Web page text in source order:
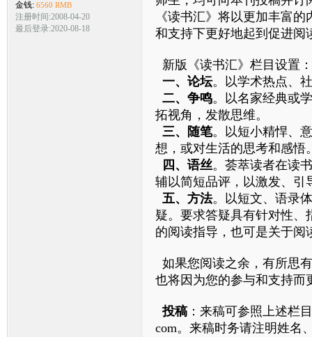
金钱: 6560 RMB
注册时间:2008-04-20
最后登录:2020-08-18
《读书汇》将以更加丰富
和支持下更好地起到促进阅
新版《读书汇》栏目设置：
一、论坛。以学术热点、
二、争鸣。以名家经典或
拓视角，发散思维。
三、随笔。以短小精悍、
想，或对生活的思考和感悟
四、语丝。荟萃读者在读
辅以简短品评，以激发、引
五、方法。以短文、语录
疑。要求答疑具有针对性、
的阅读指导，也可是关于阅
如果您阅读之余，有所思
也将因为您的参与和支持而
投稿：来稿可参照上述栏
com。来稿时务请注明姓名